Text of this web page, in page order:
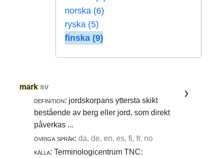
norska (6)
ryska (5)
finska (9)
mark sv
definition: jordskorpans yttersta skikt
bestående av berg eller jord, som direkt
påverkas ...
övriga språk: da, de, en, es, fi, fr, no
källa: Terminologicentrum TNC: